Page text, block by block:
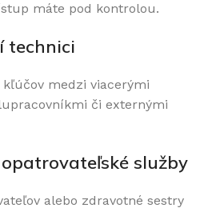
máte pod kontrolou.
technici
medzi viacerými
či externými
služby
alebo zdravotné sestry